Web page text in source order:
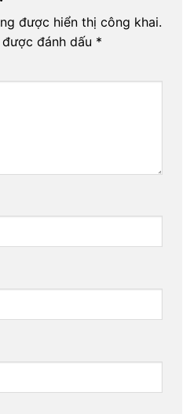
được hiển thị công khai.
đánh dấu *